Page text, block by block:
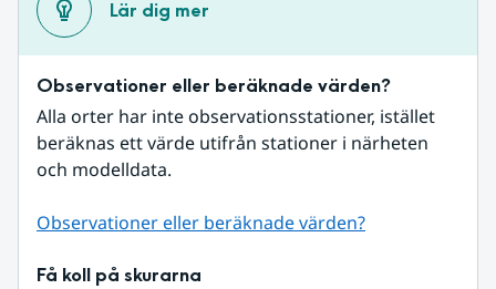
Lär dig mer
Observationer eller beräknade värden?
Alla orter har inte observationsstationer, istället
beräknas ett värde utifrån stationer i närheten
och modelldata.
Observationer eller beräknade värden?
Få koll på skurarna